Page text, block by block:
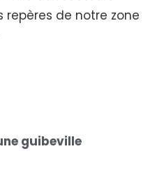
repères de notre zone
guibeville